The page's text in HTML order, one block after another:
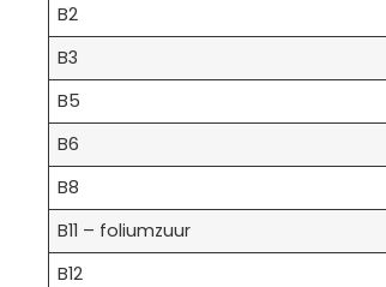
B2
B3
B5
B6
B8
B11 – foliumzuur
B12